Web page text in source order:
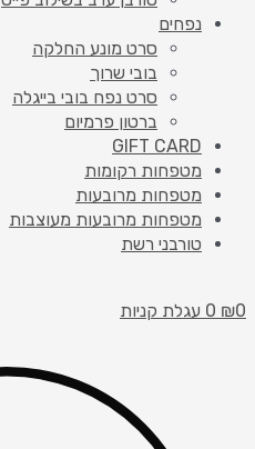
נפחים
סרט מונע החלקה
בובי שרוך
סרט נפח בובי בייגלה
ברטון פרמיום
GIFT CARD
מטפחות רקומות
מטפחות מרובעות
מטפחות מרובעות מעוצבות
טורבני רשת
₪0
0 עגלת קניות